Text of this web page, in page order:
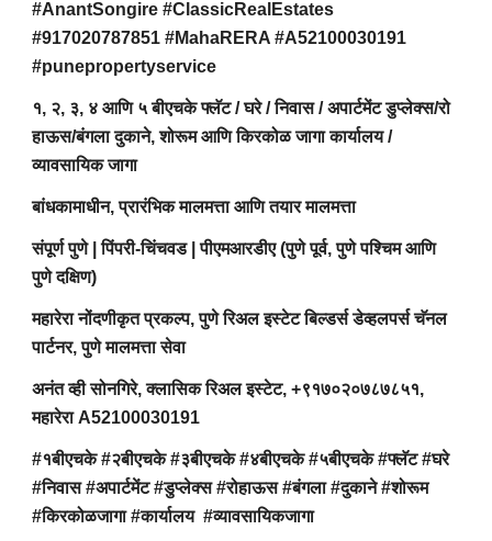
#AnantSongire #ClassicRealEstates
#917020787851 #MahaRERA #A52100030191
#punepropertyservice
१, २, ३, ४ आणि ५ बीएचके फ्लॅट / घरे / निवास / अपार्टमेंट डुप्लेक्स/रो
हाऊस/बंगला दुकाने, शोरूम आणि किरकोळ जागा कार्यालय /
व्यावसायिक जागा
बांधकामाधीन, प्रारंभिक मालमत्ता आणि तयार मालमत्ता
संपूर्ण पुणे | पिंपरी-चिंचवड | पीएमआरडीए (पुणे पूर्व, पुणे पश्चिम आणि
पुणे दक्षिण)
महारेरा नोंदणीकृत प्रकल्प, पुणे रिअल इस्टेट बिल्डर्स डेव्हलपर्स चॅनल
पार्टनर, पुणे मालमत्ता सेवा
अनंत व्ही सोनगिरे, क्लासिक रिअल इस्टेट, +९१७०२०७८७८५१,
महारेरा A52100030191
#१बीएचके #२बीएचके #३बीएचके #४बीएचके #५बीएचके #फ्लॅट #घरे
#निवास #अपार्टमेंट #डुप्लेक्स #रोहाऊस #बंगला #दुकाने #शोरूम
#किरकोळजागा #कार्यालय #व्यावसायिकजागा